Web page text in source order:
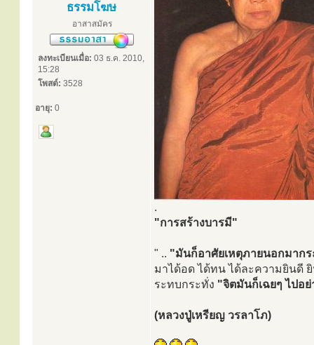
ธรรมโฆษ
อาสาสมัคร
ลงทะเบียนเมื่อ: 03 ธ.ค. 2010,
15:28
โพสต์: 3528
อายุ: 0
.
"การสร้างบารมี"
" .. "มันก็อาศัยเหตุภายนอกมาก
มาได้อด ได้ทน ได้ละความยินดี
ระทบกระทั่ง "จิตมันก็เฉยๆ ไปอ
(หลวงปู่เหรียญ วรลาโภ)